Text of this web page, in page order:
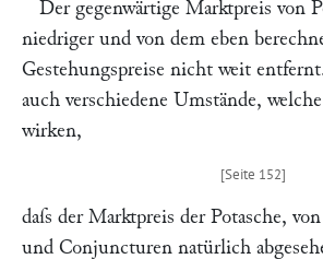
Der gegenwärtige Marktpreis von
niedriger und von dem eben
Gestehungspreise nicht weit
auch verschiedene Umstände,
wirken,
daſs der Marktpreis der Potasche,
und Conjuncturen natürlich